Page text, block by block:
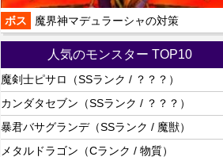
ボス 魔界神マデュラーシャの対策
人気のモンスター TOP10
魔剣士ピサロ（SSランク / ？？？）
カンダタセブン（SSランク / ？？？）
暴君バサグランデ（SSランク / 魔獣）
メタルドラゴン（Cランク / 物質）